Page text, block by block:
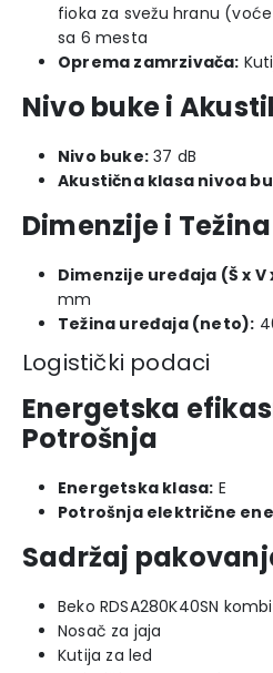
fioka za svežu hranu
sa 6 mesta
Oprema zamrzivača:
Nivo buke i
Nivo buke: 37 dB
Akustična klasa nivoa
Dimenzije i Težina
Dimenzije uređaja (Š x V
mm
Težina uređaja (neto):
Logistički podaci
Energetska
Potrošnja
Energetska klasa: E
Potrošnja električne
Sadržaj
Beko RDSA280K40SN
Nosač za jaja
Kutija za led